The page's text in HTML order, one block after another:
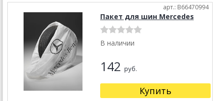
арт.: B66470994
Пакет для шин Mercedes
В наличии
142 руб.
Купить